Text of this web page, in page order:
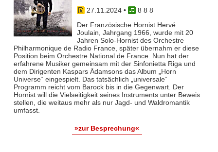
27.11.2024•
8 8 8
Der Französische Hornist Hervé
Joulain, Jahrgang 1966, wurde mit 20
Jahren Solo-Hornist des Orchestre
Philharmonique de Radio France, später übernahm er diese
Position beim Orchestre National de France. Nun hat der
erfahrene Musiker gemeinsam mit der Sinfonietta Riga und
dem Dirigenten Kaspars Ādamsons das Album „Horn
Universe“ eingespielt. Das tatsächlich „universale“
Programm reicht vom Barock bis in die Gegenwart. Der
Hornist will die Vielseitigkeit seines Instruments unter Beweis
stellen, die weitaus mehr als nur Jagd- und Waldromantik
umfasst.
»zur Besprechung«